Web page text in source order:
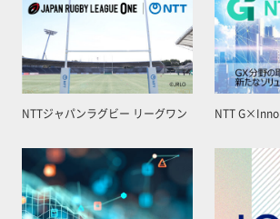
NTTジャパンラグビー リーグワン NTT G×Inno